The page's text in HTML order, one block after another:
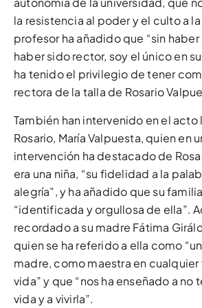
la resistencia al poder y el culto a la
profesor ha añadido que “sin
haber sido rector, soy el único en
ha tenido el privilegio de tener
rectora de la talla de Rosario
También han intervenido en el acto
Rosario, María Valpuesta, quien en
intervención ha destacado de
era una niña, “su fidelidad a la
alegría”, y ha añadido que su
“identificada y orgullosa de ella”.
recordado a su madre Fátima
quien se ha referido a ella como
madre, como maestra en
vida” y que “nos ha enseñado a no
vida y a vivirla”.